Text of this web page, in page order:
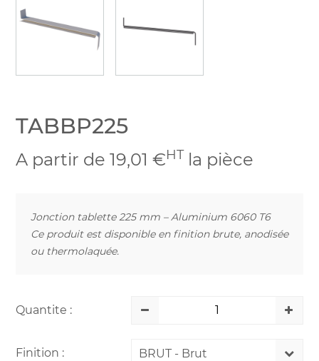
TABBP225
A partir de 19,01 €HT la pièce
Jonction tablette 225 mm – Aluminium 6060 T6
Ce produit est disponible en finition brute, anodisée
ou thermolaquée.
Quantite :
Finition : BRUT - Brut